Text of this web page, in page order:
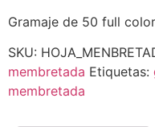
Gramaje de 50 full
SKU:
membretada Etiquetas:
membretada